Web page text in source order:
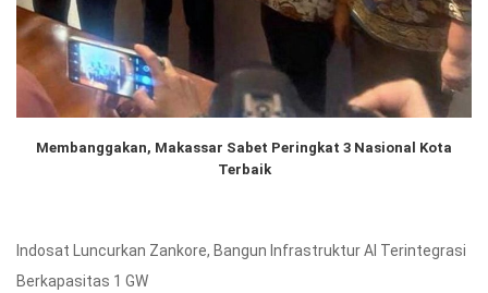
Membanggakan, Makassar Sabet Peringkat 3 Nasional Kota
Terbaik
Indosat Luncurkan Zankore, Bangun Infrastruktur AI Terintegrasi
Berkapasitas 1 GW